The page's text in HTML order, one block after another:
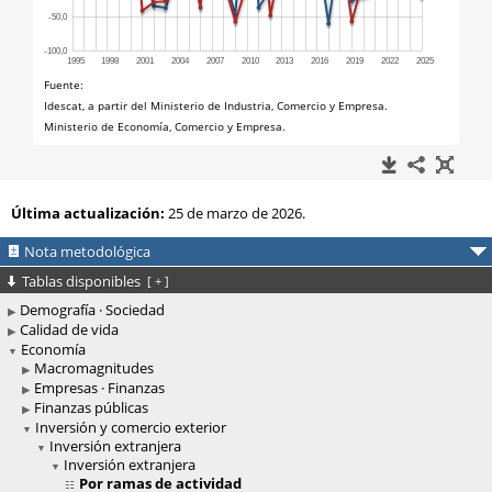
Última actualización: 25 de marzo de 2026.
Nota metodológica
Tablas disponibles [ + ]
Demografía · Sociedad
Calidad de vida
Economía
Macromagnitudes
Empresas · Finanzas
Finanzas públicas
Inversión y comercio exterior
Inversión extranjera
Inversión extranjera
Por ramas de actividad